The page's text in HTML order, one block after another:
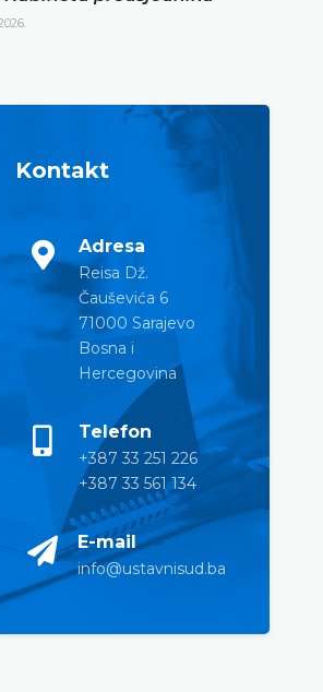
Kontakt
Adresa
Reisa Dž.
Čauševića 6
71000 Sarajevo
Bosna i
Hercegovina
Telefon
+387 33 251 226
+387 33 561 134
E-mail
info@ustavnisud.ba